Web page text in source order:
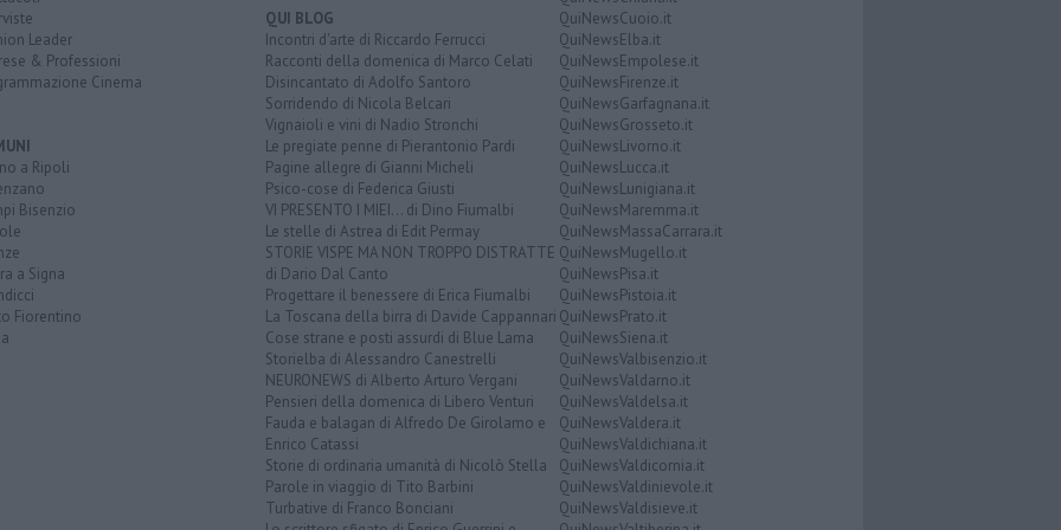
Leader
& Professioni
Cinema
a Ripoli
Bisenzio
a Signa
Fiorentino
QUI BLOG
Incontri d'arte di Riccardo Ferrucci
Racconti della domenica di Marco Celati
Disincantato di Adolfo Santoro
Sorridendo di Nicola Belcari
Vignaioli e vini di Nadio Stronchi
Le pregiate penne di Pierantonio Pardi
Pagine allegre di Gianni Micheli
Psico-cose di Federica Giusti
VI PRESENTO I MIEI... di Dino Fiumalbi
Le stelle di Astrea di Edit Permay
STORIE VISPE MA NON TROPPO DISTRATTE
di Dario Dal Canto
Progettare il benessere di Erica Fiumalbi
La Toscana della birra di Davide Cappannari
Cose strane e posti assurdi di Blue Lama
Storielba di Alessandro Canestrelli
NEURONEWS di Alberto Arturo Vergani
Pensieri della domenica di Libero Venturi
Fauda e balagan di Alfredo De Girolamo e
Enrico Catassi
Storie di ordinaria umanità di Nicolò Stella
Parole in viaggio di Tito Barbini
Turbative di Franco Bonciani
QuiNewsCuoio.it
QuiNewsElba.it
QuiNewsEmpolese.it
QuiNewsFirenze.it
QuiNewsGarfagnana.it
QuiNewsGrosseto.it
QuiNewsLivorno.it
QuiNewsLucca.it
QuiNewsLunigiana.it
QuiNewsMaremma.it
QuiNewsMassaCarrara.it
QuiNewsMugello.it
QuiNewsPisa.it
QuiNewsPistoia.it
QuiNewsPrato.it
QuiNewsSiena.it
QuiNewsValbisenzio.it
QuiNewsValdarno.it
QuiNewsValdelsa.it
QuiNewsValdera.it
QuiNewsValdichiana.it
QuiNewsValdicornia.it
QuiNewsValdinievole.it
QuiNewsValdisieve.it